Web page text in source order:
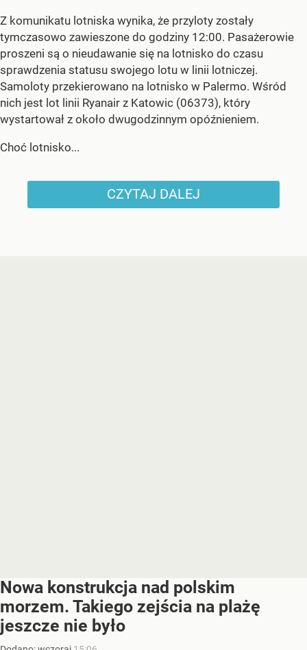
Z komunikatu lotniska wynika, że przyloty zostały
tymczasowo zawieszone do godziny 12:00. Pasażerowie
proszeni są o nieudawanie się na lotnisko do czasu
sprawdzenia statusu swojego lotu w linii lotniczej.
Samoloty przekierowano na lotnisko w Palermo. Wśród
nich jest lot linii Ryanair z Katowic (06373), który
wystartował z około dwugodzinnym opóźnieniem.
Choć lotnisko...
CZYTAJ DALEJ
Nowa konstrukcja nad polskim
morzem. Takiego zejścia na plażę
jeszcze nie było